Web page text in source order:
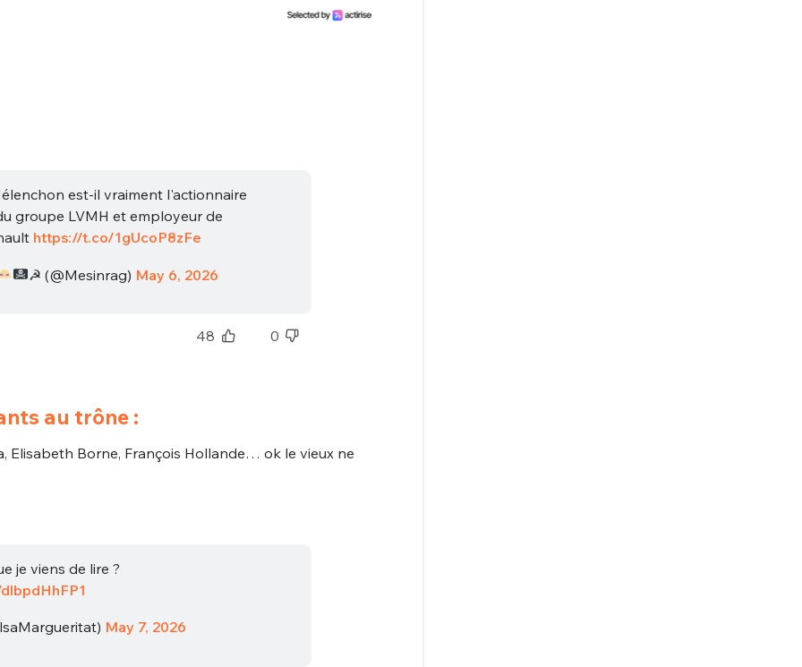
est-il vraiment l'actionnaire
groupe LVMH et employeur de
https://t.co/1gUcoP8zFe
☭ (@Mesinrag) May 6, 2026
48 0
au trône :
Elisabeth Borne, François Hollande… ok le vieux ne
je viens de lire ?
May 7, 2026